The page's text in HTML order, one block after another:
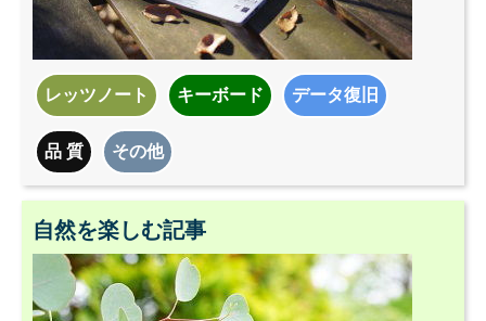
レッツノート キーボード データ復旧
品 質 その他
自然を楽しむ記事